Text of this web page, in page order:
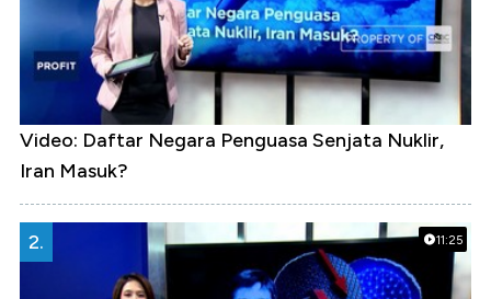
Video: Daftar Negara Penguasa Senjata Nuklir,
Iran Masuk?
11:25
2.